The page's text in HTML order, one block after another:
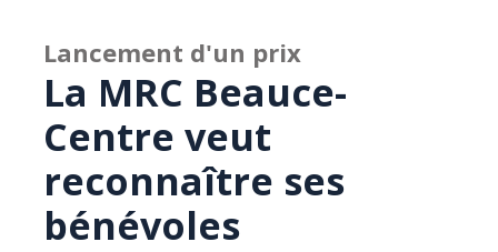
Lancement d'un prix
La MRC Beauce-
Centre veut
reconnaître ses
bénévoles